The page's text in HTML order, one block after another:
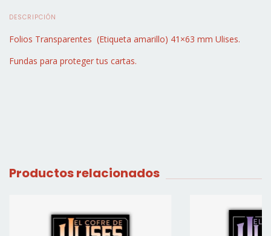
DESCRIPCIÓN
Folios Transparentes (Etiqueta amarillo) 41×63 mm Ulises.
Fundas para proteger tus cartas.
Productos relacionados